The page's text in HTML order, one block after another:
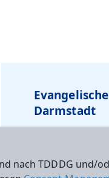
nach TDDDG und/
Darmstadt
Am Kapellberg
Tel: 06151-